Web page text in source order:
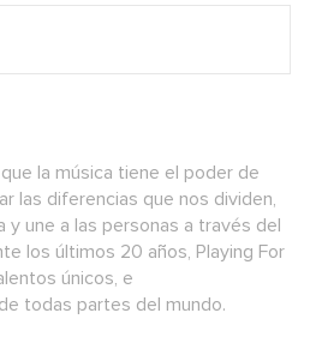
la música tiene el poder de
las diferencias que nos dividen,
y une a las personas a través del
los últimos 20 años, Playing For
únicos, e
todas partes del mundo.